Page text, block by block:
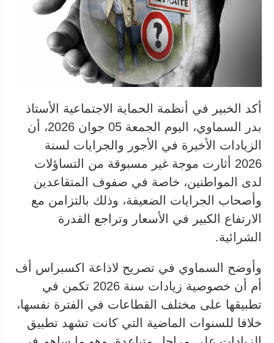
أكد الخبير في أنظمة الحماية الاجتماعية الأستاذ
بدر السماوي، اليوم الجمعة 05 جوان 2026، أن
الزيادات الأخيرة في الأجور والجرايات لسنة
2026 أثارت موجة غير مسبوقة من التساؤلات
لدى المواطنين، خاصة في صفوف المتقاعدين
وأصحاب الجرايات الضعيفة، وذلك بالتزامن مع
الارتفاع الكبير في الأسعار وتراجع القدرة
الشرائية.
وأوضح السماوي في تصريح لاذاعة اكسبراس أف
أم أن خصوصية زيادات سنة 2026 تكمن في
تطبيقها على مختلف القطاعات في الفترة نفسها،
خلافا للسنوات الماضية التي كانت تشهد تطبيق